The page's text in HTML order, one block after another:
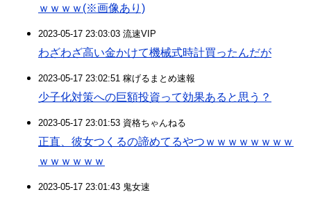
ｗｗｗｗ(※画像あり)
2023-05-17 23:03:03 流速VIP
わざわざ高い金かけて機械式時計買ったんだが
2023-05-17 23:02:51 稼げるまとめ速報
少子化対策への巨額投資って効果あると思う？
2023-05-17 23:01:53 資格ちゃんねる
正直、彼女つくるの諦めてるやつｗｗｗｗｗｗｗｗ
ｗｗｗｗｗｗ
2023-05-17 23:01:43 鬼女速